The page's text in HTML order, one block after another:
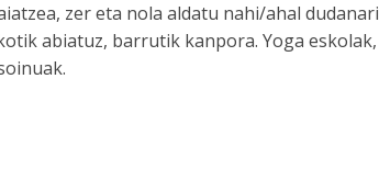
zer eta nola aldatu nahi/ahal dudanari
abiatuz, barrutik kanpora. Yoga eskolak,